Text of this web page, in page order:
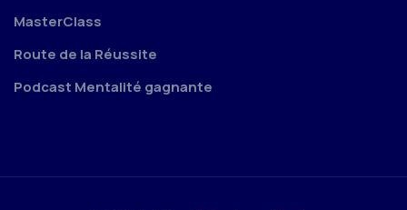
MasterClass
Route de la Réussite
Podcast Mentalité gagnante